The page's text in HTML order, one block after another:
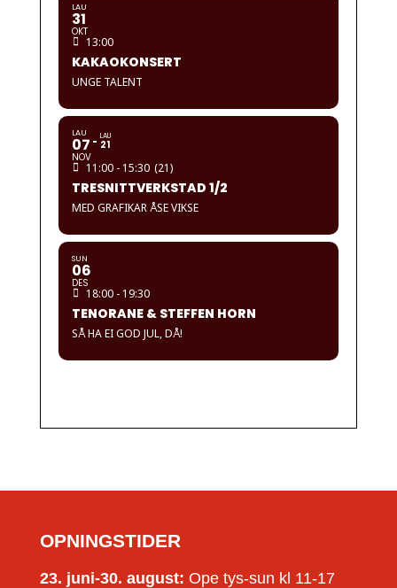
LAU
31
OKT
13:00
KAKAOKONSERT
UNGE TALENT
LAU
07
NOV
LAU
21
11:00 - 15:30 (21)
TRESNITTVERKSTAD 1/2
MED GRAFIKAR ÅSE VIKSE
SUN
06
DES
18:00 - 19:30
TENORANE & STEFFEN HORN
SÅ HA EI GOD JUL, DÅ!
OPNINGSTIDER
23. juni-30. august: Ope tys-sun kl 11-17